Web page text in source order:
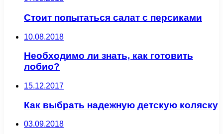
Стоит попытаться салат с персиками
10.08.2018
Необходимо ли знать, как готовить
лобио?
15.12.2017
Как выбрать надежную детскую коляску
03.09.2018